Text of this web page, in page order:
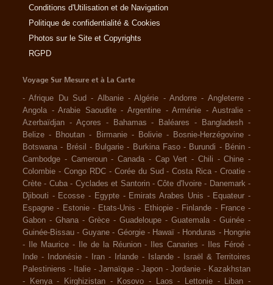
Conditions d'Utilisation et de Navigation
Politique de confidentialité & Cookies
Photos sur le Site et Copyrights
RGPD
Voyage Sur Mesure et à La Carte
-Afrique Du Sud - Albanie -Algérie -Andorre - Angleterre -
Angola -Arabie Saoudite -Argentine -Arménie -Australie -
Azerbaïdjan - Açores - Bahamas - Baléares - Bangladesh -
Belize - Bhoutan - Birmanie - Bolivie - Bosnie-Herzégovine -
Botswana - Brésil - Bulgarie - Burkina Faso - Burundi - Bénin -
Cambodge - Cameroun - Canada - Cap Vert - Chili -Chine -
Colombie - Congo RDC - Corée du Sud -Costa Rica -Croatie -
Crète - Cuba - Cyclades et Santorin -Côte d'Ivoire - Danemark -
Djibouti - Ecosse - Egypte - Emirats Arabes Unis - Equateur -
Espagne - Estonie - Etats-Unis - Ethiopie - Finlande - France -
Gabon - Ghana - Grèce - Guadeloupe - Guatemala - Guinée -
Guinée-Bissau - Guyane - Géorgie - Hawaï - Honduras - Hongrie
-
Ile Maurice - Ile de la Réunion - Iles Canaries - Iles Féroé -
Inde - Indonésie - Iran - Irlande - Islande -
Israël & Territoires
Palestiniens - Italie - Jamaïque - Japon - Jordanie - Kazakhstan
-
Kenya - Kirghizistan - Kosovo - Laos - Lettonie - Liban -